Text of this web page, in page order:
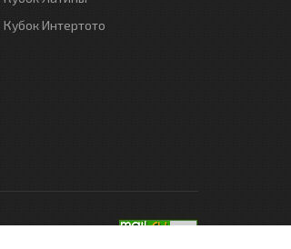
Кубок Интертото